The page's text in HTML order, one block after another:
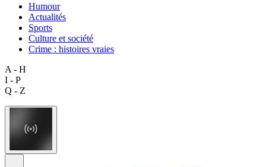
Humour
Actualités
Sports
Culture et société
Crime : histoires vraies
A - H
I - P
Q - Z